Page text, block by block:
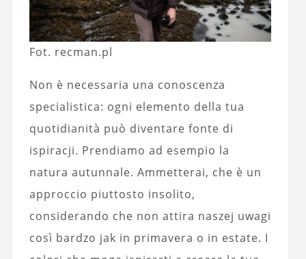
Fot. recman.pl
Non è necessaria una conoscenza
specialistica: ogni elemento della tua
quotidianità può diventare fonte di
ispiracji. Prendiamo ad esempio la
natura autunnale. Ammetterai, che è un
approccio piuttosto insolito,
considerando che non attira naszej uwagi
così bardzo jak in primavera o in estate. I